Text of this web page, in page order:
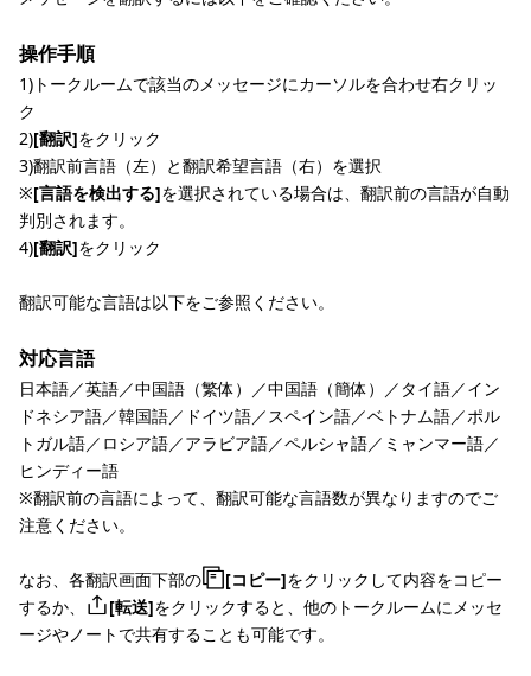
操作手順
1)トークルームで該当のメッセージにカーソルを合わせ右クリッ
ク
2)[翻訳]をクリック
3)翻訳前言語（左）と翻訳希望言語（右）を選択
※[言語を検出する]を選択されている場合は、翻訳前の言語が自動
判別されます。
4)[翻訳]をクリック
翻訳可能な言語は以下をご参照ください。
対応言語
日本語／英語／中国語（繁体）／中国語（簡体）／タイ語／イン
ドネシア語／韓国語／ドイツ語／スペイン語／ベトナム語／ポル
トガル語／ロシア語／アラビア語／ペルシャ語／ミャンマー語／
ヒンディー語
※翻訳前の言語によって、翻訳可能な言語数が異なりますのでご
注意ください。
なお、各翻訳画面下部の [コピー]をクリックして内容をコピー
するか、
[転送]をクリックすると、他のトークルームにメッセ
ージやノートで共有することも可能です。